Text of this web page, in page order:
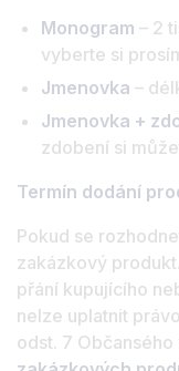
Monogram – 2
vyberte si
Jmenovka –
Jmenovka +
zdobení si
Termín dodání
Pokud se
zakázkový
přání kupujícího
nelze uplatnit
odst. 7 Občansého